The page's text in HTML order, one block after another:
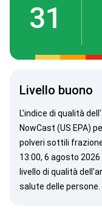
31
Livello buono
L'indice di qualità
NowCast (US EPA)
polveri sottili
13:00, 6 agosto
livello di qualità
salute delle persone.